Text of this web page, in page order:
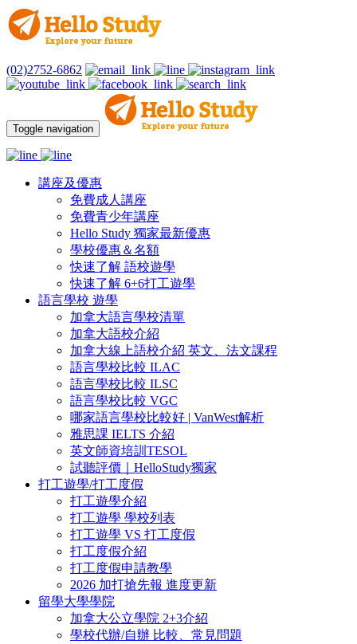
(02)2752-6862
Toggle navigation
講座及優惠
免費成人講座
免費青少年講座
Hello Study 獨家最新優惠
學校優惠＆名額
快速了解 語校遊學
快速了解 6+6打工遊學
語言學校 遊學
加拿大語言學校清單
加拿大語校介紹
加拿大線上語校介紹 英文、法文課程
語言學校比較 ILAC
語言學校比較 ILSC
語言學校比較 VGC
哪家語言學校比較好 | VanWest解析
雅思課 IELTS 介紹
英文師資培訓TESOL
試聽評價｜HelloStudy獨家
打工遊學/打工度假
打工遊學介紹
打工遊學 學校列表
打工遊學 VS 打工度假
打工度假介紹
打工度假申請教學
2026 加打搶先報 進度更新
留學大學學院
加拿大公立學院 2+3介紹
學校代辦/自辦 比較、常見問題